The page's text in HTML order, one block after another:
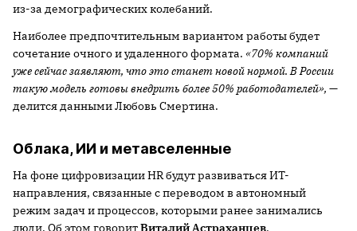
из-за демографических колебаний.
Наиболее предпочтительным вариантом работы будет
сочетание очного и удаленного формата. «70% компаний
уже сейчас заявляют, что это станет новой нормой. В России
такую модель готовы внедрить более 50% работодателей», —
делится данными Любовь Смертина.
Облака, ИИ и метавселенные
На фоне цифровизации HR будут развиваться ИТ-
направления, связанные с переводом в автономный
режим задач и процессов, которыми ранее занимались
люди. Об этом говоритВиталий Астраханцев,